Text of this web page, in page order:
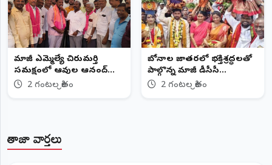
మాజీ ఎమ్మెల్యే చిరుమర్తి
సమక్షంలో ఆవుల ఆనంద్
యాదవ్ జన్మదిన వేడుకలు
2 గంటల క్రితం
బోనాల జాతరలో భక్తిశ్రద్ధలతో
పాల్గొన్న మాజీ డీసీసీ
అధ్యక్షురాలు
2 గంటల క్రితం
తాజా వార్తలు